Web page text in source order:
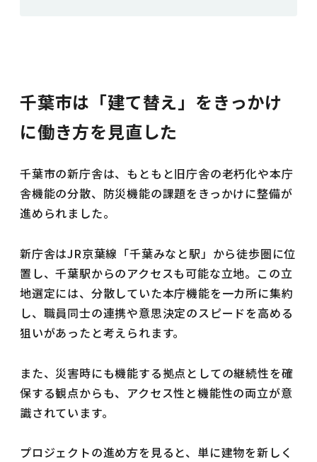
千葉市は「建て替え」をきっかけ
に働き方を見直した
千葉市の新庁舎は、もともと旧庁舎の老朽化や本庁
舎機能の分散、防災機能の課題をきっかけに整備が
進められました。
新庁舎はJR京葉線「千葉みなと駅」から徒歩圏に位
置し、千葉駅からのアクセスも可能な立地。この立
地選定には、分散していた本庁機能を一カ所に集約
し、職員同士の連携や意思決定のスピードを高める
狙いがあったと考えられます。
また、災害時にも機能する拠点としての継続性を確
保する観点からも、アクセス性と機能性の両立が意
識されています。
プロジェクトの進め方を見ると、単に建物を新しく